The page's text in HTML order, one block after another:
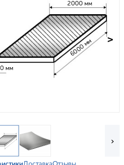
2000 мм
6000 мм
мм
>
›